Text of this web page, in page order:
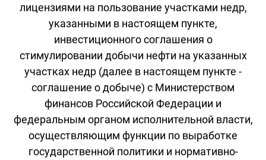
лицензиями на пользование участками недр,
указанными в настоящем пункте,
инвестиционного соглашения о
стимулировании добычи нефти на указанных
участках недр (далее в настоящем пункте -
соглашение о добыче) с Министерством
финансов Российской Федерации и
федеральным органом исполнительной власти,
осуществляющим функции по выработке
государственной политики и нормативно-